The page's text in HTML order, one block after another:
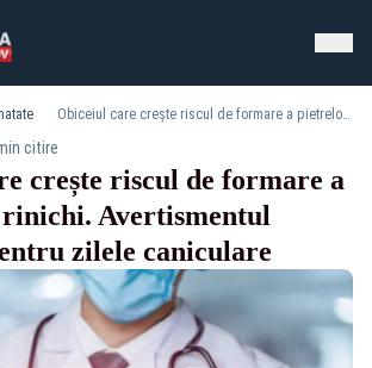
Obiceiul care crește riscul de formare a pietrelor la rinichi. Avertismentul medicilor pentru zilele caniculare
citire
crește riscul de formare a
Avertismentul
zilele caniculare